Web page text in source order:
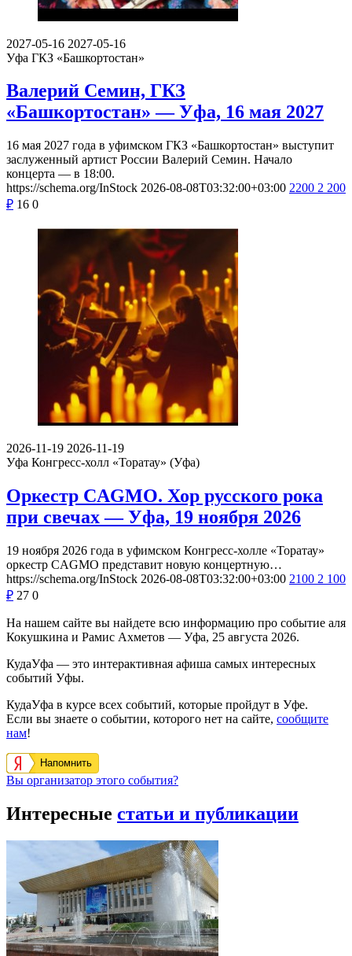
2027-05-16 2027-05-16
Уфа ГКЗ «Башкортостан»
Валерий Семин, ГКЗ
«Башкортостан» — Уфа, 16 мая 2027
16 мая 2027 года в уфимском ГКЗ «Башкортостан» выступит
заслуженный артист России Валерий Семин. Начало
концерта — в 18:00.
https://schema.org/InStock 2026-08-08T03:32:00+03:00 2200 2 200
₽ 16 0
2026-11-19 2026-11-19
Уфа Конгресс-холл «Торатау» (Уфа)
Оркестр CAGMO. Хор русского рока
при свечах — Уфа, 19 ноября 2026
19 ноября 2026 года в уфимском Конгресс-холле «Торатау»
оркестр CAGMO представит новую концертную…
https://schema.org/InStock 2026-08-08T03:32:00+03:00 2100 2 100
₽ 27 0
На нашем сайте вы найдете всю информацию про событие аля
Кокушкина и Рамис Ахметов — Уфа, 25 августа 2026.
КудаУфа — это интерактивная афиша самых интересных
событий Уфы.
КудаУфа в курсе всех событий, которые пройдут в Уфе.
Если вы знаете о событии, которого нет на сайте, сообщите
нам!
Напомнить
Вы организатор этого события?
Интересные статьи и публикации